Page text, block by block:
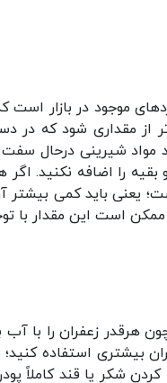
موجود در بازار است
مقداری شود که در
مواد شیرینی درحال
بقیه را اضافه نکنید.
یعنی باید کمی بیشتر
است این مقدار با
هرقدر زعفران را با
بیشتری استفاده کنید؛